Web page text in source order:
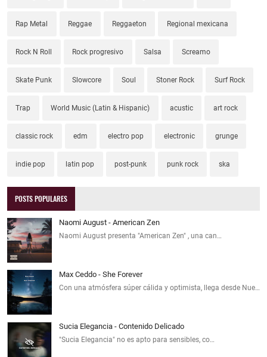
Rap Metal Reggae Reggaeton Regional mexicana
Rock N Roll Rock progresivo Salsa Screamo
Skate Punk Slowcore Soul Stoner Rock Surf Rock
Trap World Music (Latin & Hispanic) acustic art rock
classic rock edm electro pop electronic grunge
indie pop latin pop post-punk punk rock ska
POSTS POPULARES
Naomi August - American Zen
Naomi August presenta "American Zen" , una can…
Max Ceddo - She Forever
Con una atmósfera súper cálida y optimista, llega desde Nue…
Sucia Elegancia - Contenido Delicado
"Sucia Elegancia" no es apto para sensibles, co…